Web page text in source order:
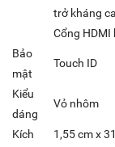
trở kháng
Cổng HDMI
Bảo
mật
Touch ID
Kiểu
dáng
Vỏ nhôm
Kích
1,55 cm x